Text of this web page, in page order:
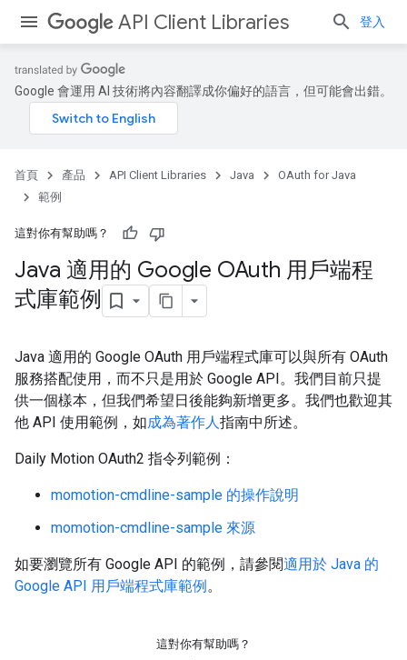
API Client Libraries 登入
Google 會運用 AI 技術將內容翻譯成你偏好的語言，但可能會出錯。
首頁 產品 API Client Libraries Java
OAuth for Java
範例
這對你有幫助嗎？
Java 適用的 Google OAuth 用戶端程
式庫範例
Java 適用的 Google OAuth 用戶端程式庫可以與所有 OAuth
服務搭配使用，而不只是用於 Google API。我們目前只提
供一個樣本，但我們希望日後能夠新增更多。我們也歡迎其
他 API 使用範例，如成為著作人指南中所述。
Daily Motion OAuth2 指令列範例：
momotion-cmdline-sample 的操作說明
momotion-cmdline-sample 來源
如要瀏覽所有 Google API 的範例，請參閱適用於 Java 的
Google API 用戶端程式庫範例。
這對你有幫助嗎？